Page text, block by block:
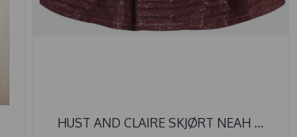
HUST AND CLAIRE SKJØRT NEAH ...